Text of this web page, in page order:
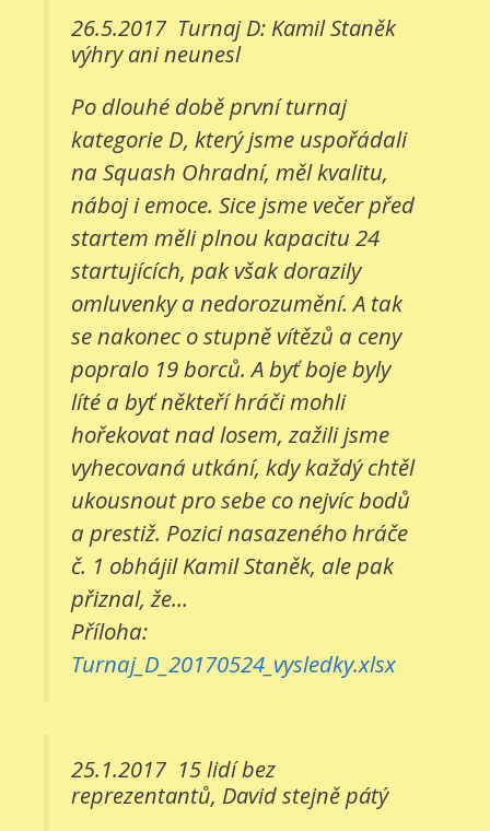
26.5.2017 Turnaj D: Kamil Staněk
výhry ani neunesl
Po dlouhé době první turnaj
kategorie D, který jsme uspořádali
na Squash Ohradní, měl kvalitu,
náboj i emoce. Sice jsme večer před
startem měli plnou kapacitu 24
startujících, pak však dorazily
omluvenky a nedorozumění. A tak
se nakonec o stupně vítězů a ceny
popralo 19 borců. A byť boje byly
líté a byť někteří hráči mohli
hořekovat nad losem, zažili jsme
vyhecovaná utkání, kdy každý chtěl
ukousnout pro sebe co nejvíc bodů
a prestiž. Pozici nasazeného hráče
č. 1 obhájil Kamil Staněk, ale pak
přiznal, že...
Příloha:
Turnaj_D_20170524_vysledky.xlsx
25.1.2017 15 lidí bez
reprezentantů, David stejně pátý